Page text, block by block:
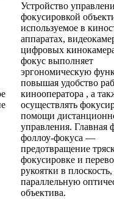
Устройство
фокусировкой
используемое в
аппаратах,
цифровых
фокус выполняет
эргономическую
повышая удобство
кинооператора , а
осуществлять
помощи
управления. Главная
фоллоу-фокуса —
предотвращение
фокусировке и
рукоятки в плоскость,
параллельную
объектива.